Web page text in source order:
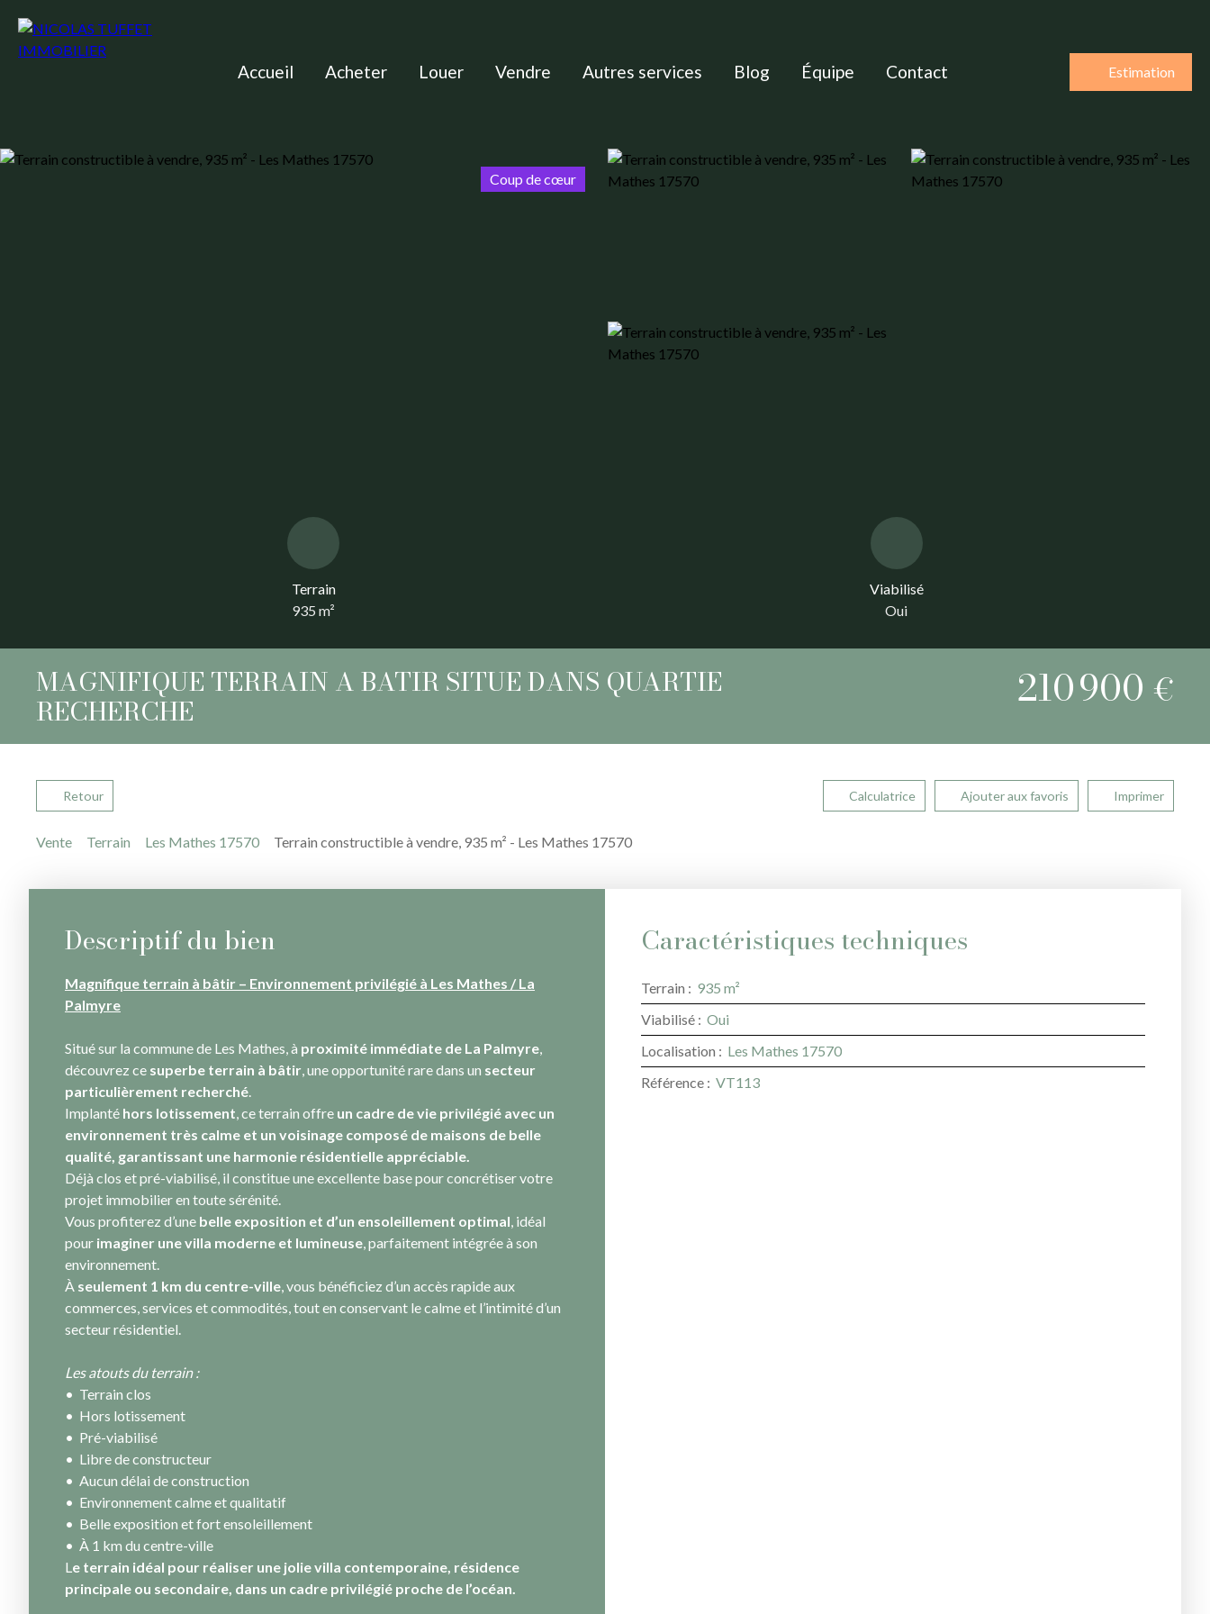
Accueil Acheter Louer Vendre Autres services Blog Équipe Contact Estimation
Coup de cœur
Terrain
935m²
Viabilisé
Oui
MAGNIFIQUE TERRAIN A BATIR SITUE DANS QUARTIE
RECHERCHE 210 900 €
Retour Calculatrice Ajouter aux favoris Imprimer
Vente Terrain Les Mathes 17570 Terrain constructible à vendre, 935 m² - Les Mathes 17570
Descriptif du bien
Magnifique terrain à bâtir – Environnement privilégié à Les Mathes / La
Palmyre
Situé sur la commune de Les Mathes, à proximité immédiate de La Palmyre,
découvrez ce superbe terrain à bâtir, une opportunité rare dans un secteur
particulièrement recherché.
Implanté hors lotissement, ce terrain offre un cadre de vie privilégié avec un
environnement très calme et un voisinage composé de maisons de belle
qualité, garantissant une harmonie résidentielle appréciable.
Déjà clos et pré-viabilisé, il constitue une excellente base pour concrétiser votre
projet immobilier en toute sérénité.
Vous profiterez d’une belle exposition et d’un ensoleillement optimal, idéal
pour imaginer une villa moderne et lumineuse, parfaitement intégrée à son
environnement.
À seulement 1 km du centre-ville, vous bénéficiez d’un accès rapide aux
commerces, services et commodités, tout en conservant le calme et l’intimité d’un
secteur résidentiel.
Les atouts du terrain :
Terrain clos
Hors lotissement
Pré-viabilisé
Libre de constructeur
Aucun délai de construction
Environnement calme et qualitatif
Belle exposition et fort ensoleillement
À 1 km du centre-ville
Le terrain idéal pour réaliser une jolie villa contemporaine, résidence
principale ou secondaire, dans un cadre privilégié proche de l’océan.
Caractéristiques techniques
Terrain : 935 m²
Viabilisé : Oui
Localisation : Les Mathes 17570
Référence : VT113